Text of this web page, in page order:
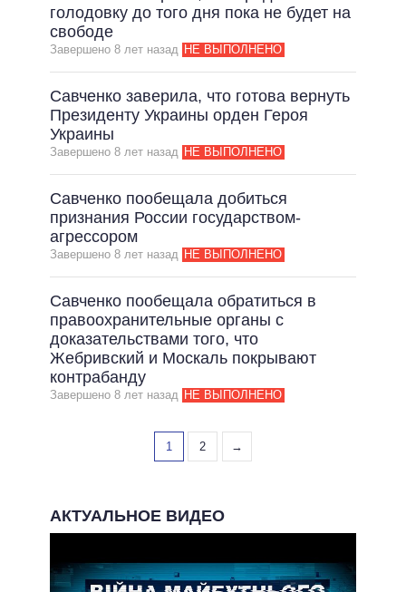
голодовку до того дня пока не будет на
свободе
Завершено 8 лет назад НЕ ВЫПОЛНЕНО
Савченко заверила, что готова вернуть
Президенту Украины орден Героя
Украины
Завершено 8 лет назад НЕ ВЫПОЛНЕНО
Савченко пообещала добиться
признания России государством-
агрессором
Завершено 8 лет назад НЕ ВЫПОЛНЕНО
Савченко пообещала обратиться в
правоохранительные органы с
доказательствами того, что
Жебривский и Москаль покрывают
контрабанду
Завершено 8 лет назад НЕ ВЫПОЛНЕНО
1 2 →
АКТУАЛЬНОЕ ВИДЕО